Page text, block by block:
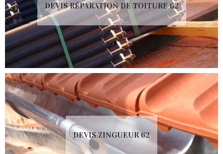
DEVIS RÉPARATION DE TOITURE 62
DEVIS ZINGUEUR 62